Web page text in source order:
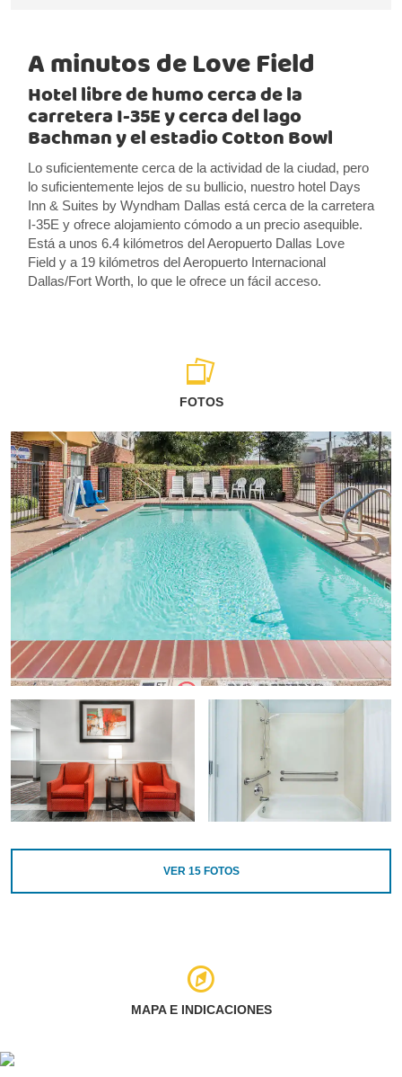
A minutos de Love Field
Hotel libre de humo cerca de la
carretera I-35E y cerca del lago
Bachman y el estadio Cotton Bowl
Lo suficientemente cerca de la actividad de la ciudad, pero
lo suficientemente lejos de su bullicio, nuestro hotel Days
Inn & Suites by Wyndham Dallas está cerca de la carretera
I-35E y ofrece alojamiento cómodo a un precio asequible.
Está a unos 6.4 kilómetros del Aeropuerto Dallas Love
Field y a 19 kilómetros del Aeropuerto Internacional
Dallas/Fort Worth, lo que le ofrece un fácil acceso.
FOTOS
VER 15FOTOS
MAPA E INDICACIONES